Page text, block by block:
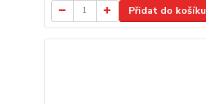
Přidat do košíku